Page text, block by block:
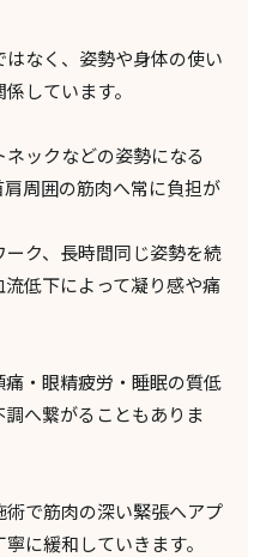
なく、姿勢や身体の使い
しています。
ックなどの姿勢になる
周囲の筋肉へ常に負担が
ク、長時間同じ姿勢を続
低下によって凝り感や痛
・眼精疲労・睡眠の質低
へ繋がることもありま
で筋肉の深い緊張へアプ
に緩和していきます。